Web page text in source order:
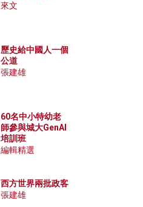
來文
歷史給中國人一個
公道
張建雄
60名中小特幼老
師參與城大GenAI
培訓班
編輯精選
西方世界兩批政客
張建雄